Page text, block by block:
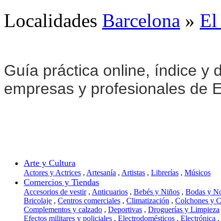
Localidades Barcelona » El
Guía práctica online, índice y
empresas y profesionales de
Arte y Cultura
Actores y Actrices , Artesanía , Artistas , Librerías , Músicos
Comercios y Tiendas
Accesorios de vestir, Anticuarios , Bebés y Niños , Bodas y
Bricolaje , Centros comerciales , Climatización , Colchones y
Complementos y calzado , Deportivas , Droguerías y Limpieza
Efectos militares y policiales , Electrodomésticos , Electrónica ,